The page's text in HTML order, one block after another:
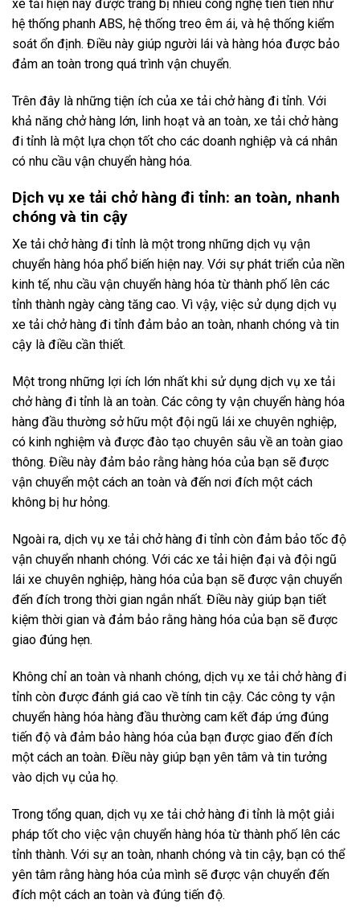
xe tải hiện nay được trang bị nhiều công nghệ tiên tiến như
hệ thống phanh ABS, hệ thống treo êm ái, và hệ thống kiểm
soát ổn định. Điều này giúp người lái và hàng hóa được bảo
đảm an toàn trong quá trình vận chuyển.
Trên đây là những tiện ích của xe tải chở hàng đi tỉnh. Với
khả năng chở hàng lớn, linh hoạt và an toàn, xe tải chở hàng
đi tỉnh là một lựa chọn tốt cho các doanh nghiệp và cá nhân
có nhu cầu vận chuyển hàng hóa.
Dịch vụ xe tải chở hàng đi tỉnh: an toàn, nhanh
chóng và tin cậy
Xe tải chở hàng đi tỉnh là một trong những dịch vụ vận
chuyển hàng hóa phổ biến hiện nay. Với sự phát triển của nền
kinh tế, nhu cầu vận chuyển hàng hóa từ thành phố lên các
tỉnh thành ngày càng tăng cao. Vì vậy, việc sử dụng dịch vụ
xe tải chở hàng đi tỉnh đảm bảo an toàn, nhanh chóng và tin
cậy là điều cần thiết.
Một trong những lợi ích lớn nhất khi sử dụng dịch vụ xe tải
chở hàng đi tỉnh là an toàn. Các công ty vận chuyển hàng hóa
hàng đầu thường sở hữu một đội ngũ lái xe chuyên nghiệp,
có kinh nghiệm và được đào tạo chuyên sâu về an toàn giao
thông. Điều này đảm bảo rằng hàng hóa của bạn sẽ được
vận chuyển một cách an toàn và đến nơi đích một cách
không bị hư hỏng.
Ngoài ra, dịch vụ xe tải chở hàng đi tỉnh còn đảm bảo tốc độ
vận chuyển nhanh chóng. Với các xe tải hiện đại và đội ngũ
lái xe chuyên nghiệp, hàng hóa của bạn sẽ được vận chuyển
đến đích trong thời gian ngắn nhất. Điều này giúp bạn tiết
kiệm thời gian và đảm bảo rằng hàng hóa của bạn sẽ được
giao đúng hẹn.
Không chỉ an toàn và nhanh chóng, dịch vụ xe tải chở hàng đi
tỉnh còn được đánh giá cao về tính tin cậy. Các công ty vận
chuyển hàng hóa hàng đầu thường cam kết đáp ứng đúng
tiến độ và đảm bảo hàng hóa của bạn được giao đến đích
một cách an toàn. Điều này giúp bạn yên tâm và tin tưởng
vào dịch vụ của họ.
Trong tổng quan, dịch vụ xe tải chở hàng đi tỉnh là một giải
pháp tốt cho việc vận chuyển hàng hóa từ thành phố lên các
tỉnh thành. Với sự an toàn, nhanh chóng và tin cậy, bạn có thể
yên tâm rằng hàng hóa của mình sẽ được vận chuyển đến
đích một cách an toàn và đúng tiến độ.